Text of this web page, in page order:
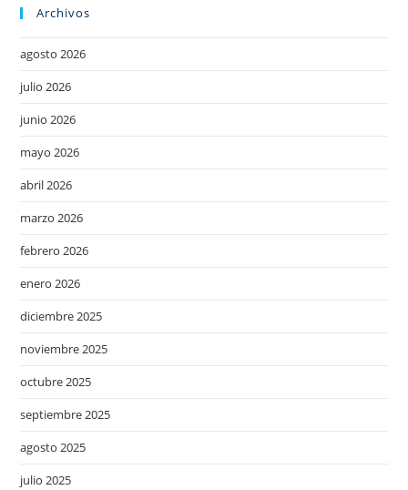
Archivos
agosto 2026
julio 2026
junio 2026
mayo 2026
abril 2026
marzo 2026
febrero 2026
enero 2026
diciembre 2025
noviembre 2025
octubre 2025
septiembre 2025
agosto 2025
julio 2025